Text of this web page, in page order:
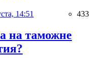
14:51 433
на таможне